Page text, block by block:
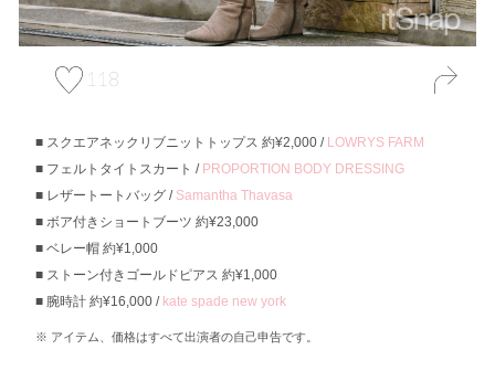
118
スクエアネックリブニットトップス 約¥2,000 / LOWRYS FARM
フェルトタイトスカート / PROPORTION BODY DRESSING
レザートートバッグ / Samantha Thavasa
ボア付きショートブーツ 約¥23,000
ベレー帽 約¥1,000
ストーン付きゴールドピアス 約¥1,000
腕時計 約¥16,000 / kate spade new york
アイテム、価格はすべて出演者の自己申告です。